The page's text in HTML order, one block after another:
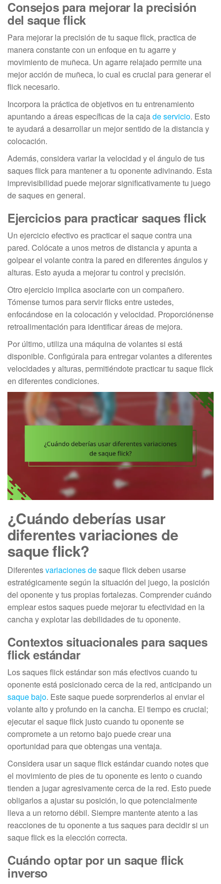
Consejos para mejorar la precisión
del saque flick
Para mejorar la precisión de tu saque flick, practica de
manera constante con un enfoque en tu agarre y
movimiento de muñeca. Un agarre relajado permite una
mejor acción de muñeca, lo cual es crucial para generar el
flick necesario.
Incorpora la práctica de objetivos en tu entrenamiento
apuntando a áreas específicas de la cajade servicio. Esto
te ayudará a desarrollar un mejor sentido de la distancia y
colocación.
Además, considera variar la velocidad y el ángulo de tus
saques flick para mantener a tu oponente adivinando. Esta
imprevisibilidad puede mejorar significativamente tu juego
de saques en general.
Ejercicios para practicar saques flick
Un ejercicio efectivo es practicar el saque contra una
pared. Colócate a unos metros de distancia y apunta a
golpear el volante contra la pared en diferentes ángulos y
alturas. Esto ayuda a mejorar tu control y precisión.
Otro ejercicio implica asociarte con un compañero.
Tómense turnos para servir flicks entre ustedes,
enfocándose en la colocación y velocidad. Proporciónense
retroalimentación para identificar áreas de mejora.
Por último, utiliza una máquina de volantes si está
disponible. Configúrala para entregar volantes a diferentes
velocidades y alturas, permitiéndote practicar tu saque flick
en diferentes condiciones.
¿Cuándo deberías usar
diferentes variaciones de
saque flick?
Diferentesvariaciones desaque flick deben usarse
estratégicamente según la situación del juego, la posición
del oponente y tus propias fortalezas. Comprender cuándo
emplear estos saques puede mejorar tu efectividad en la
cancha y explotar las debilidades de tu oponente.
Contextos situacionales para saques
flick estándar
Los saques flick estándar son más efectivos cuando tu
oponente está posicionado cerca de la red, anticipando un
saque bajo. Este saque puede sorprenderlos al enviar el
volante alto y profundo en la cancha. El tiempo es crucial;
ejecutar el saque flick justo cuando tu oponente se
compromete a un retorno bajo puede crear una
oportunidad para que obtengas una ventaja.
Considera usar un saque flick estándar cuando notes que
el movimiento de pies de tu oponente es lento o cuando
tienden a jugar agresivamente cerca de la red. Esto puede
obligarlos a ajustar su posición, lo que potencialmente
lleva a un retorno débil. Siempre mantente atento a las
reacciones de tu oponente a tus saques para decidir si un
saque flick es la elección correcta.
Cuándo optar por un saque flick
inverso